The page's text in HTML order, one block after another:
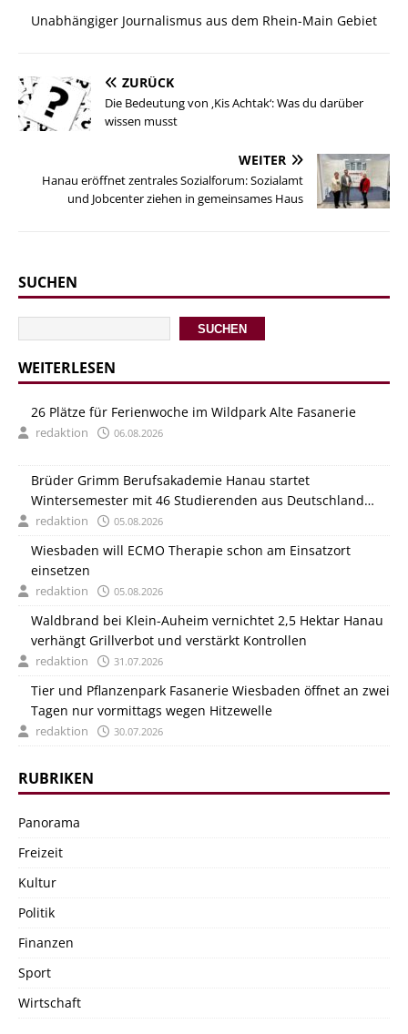
Unabhängiger Journalismus aus dem Rhein-Main Gebiet
ZURÜCK
Die Bedeutung von ‚Kis Achtak‘: Was du darüber
wissen musst
WEITER
Hanau eröffnet zentrales Sozialforum: Sozialamt
und Jobcenter ziehen in gemeinsames Haus
SUCHEN
SUCHEN
WEITERLESEN
26 Plätze für Ferienwoche im Wildpark Alte Fasanerie
redaktion 06.08.2026
Brüder Grimm Berufsakademie Hanau startet
Wintersemester mit 46 Studierenden aus Deutschland
und Italien
redaktion 05.08.2026
Wiesbaden will ECMO Therapie schon am Einsatzort
einsetzen
redaktion 05.08.2026
Waldbrand bei Klein-Auheim vernichtet 2,5 Hektar Hanau
verhängt Grillverbot und verstärkt Kontrollen
redaktion 31.07.2026
Tier und Pflanzenpark Fasanerie Wiesbaden öffnet an zwei
Tagen nur vormittags wegen Hitzewelle
redaktion 30.07.2026
RUBRIKEN
Panorama
Freizeit
Kultur
Politik
Finanzen
Sport
Wirtschaft